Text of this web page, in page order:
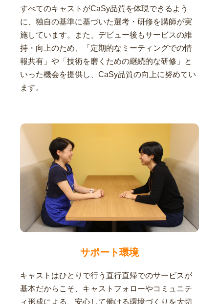
すべてのキャストがCaSy品質を体現できるよう
に、独自の基準に基づいた選考・研修を講師が実
施しています。また、デビュー後もサービスの維
持・向上のため、「定期的なミーティングでの情
報共有」や「技術を磨くための継続的な研修」と
いった機会を提供し、CaSy品質の向上に努めてい
ます。
サポート環境
キャストはひとりで行う直行直帰でのサービスが
基本だからこそ、キャストフォローやコミュニテ
ィ形成による、安心して働ける環境づくりを大切